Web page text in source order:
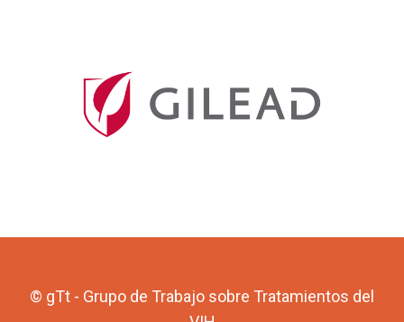
© gTt - Grupo de Trabajo sobre Tratamientos del